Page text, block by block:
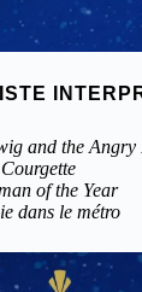
and the Angry
Courgette
of the Year
dans le métro